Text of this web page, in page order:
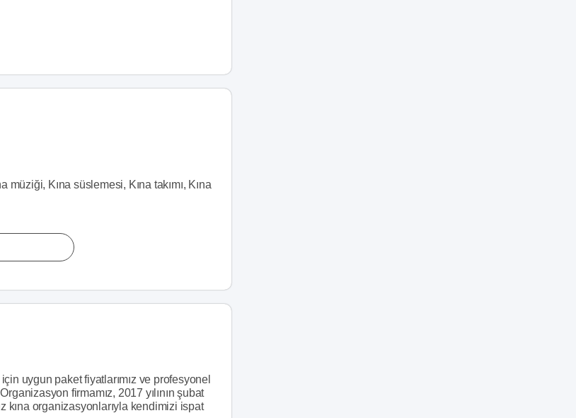
müziği, Kına süslemesi, Kına takımı, Kına
uygun paket fiyatlarımız ve profesyonel
firmamız, 2017 yılının şubat
kına organizasyonlarıyla kendimizi ispat